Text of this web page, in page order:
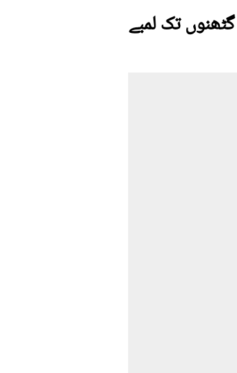
گے گٹھنوں تک لمبے